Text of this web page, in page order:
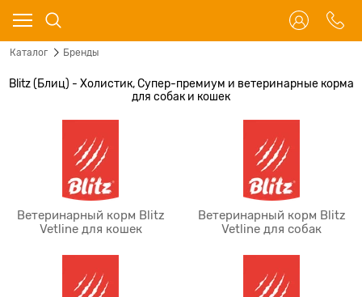
Каталог Бренды
Blitz (Блиц) - Холистик, Супер-премиум и ветеринарные корма
для собак и кошек
Ветеринарный корм Blitz
Vetline для кошек
Ветеринарный корм Blitz
Vetline для собак